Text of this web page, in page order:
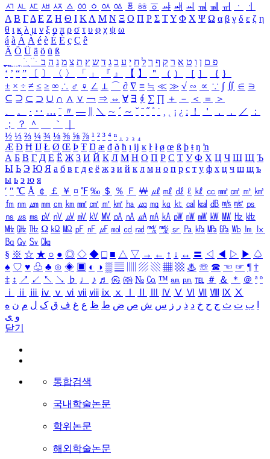
ㅺ ㅻ ㅼ ㅽ ㅾ ㅿ ㆀ ㆁ ㆂ ㆃ ㆄ ㆅ ㆆ ㆇ ㆈ ㆉ ㆊ ㆋ ㆌ ㆍ
ㆎ
Α Β ΓΔ Ε Ζ Η Θ Ι ΚΛ Μ Ν Ξ Ο Π Ρ Σ ΤΥ Φ Χ Ψ Ω α β γ δ ε ζ η
θ ι κ λ μ ν ξ ο π ρ σ τ υ φ χ ψ ω
á à Á À é è É È ç Ç ê
Ä Ö Ü ä ö ü ß
ִֶֹ ֻּ ׁׂ פ ם ן ו ט א ר ק ף ך ל ח י ע כ ג ד ש ץ ת צ מ נ ה ב
‘ ’ “ ” 〔 〕 〈 〉 「 」 『 』 【 】 ＂ （ ） ［ ］ ｛ ｝
± × ÷ ≠ ≤ ≥ ∞ ∴ ♂ ♀ ∠ ⊥ ⌒ ∂ ∇ ≡ ≒ ≪ ≫ √ ∽ ∝ ∵ ∫ ∬ ∈ ∋
⊆ ⊇ ⊂ ⊃ ∪ ∩ ∧ ∨ ￢ ⇒ ⇔ ∀ ∃ ∮ ∑ ∏ ＋ － ＜ ＝
＞
、
。 · ‥ … ¨ 〃 ― ＼ ∼ ´ ～ ˇ ˘ ˝ ˚ ˙ ¸ ¡ ¿ ː ！ ＇ ， ． ／
：
；
？ ＾ ｀
½ ⅓ ⅔ ¼ ¾ ⅛ ⅜ ⅝ ⅞ ¹ ² ³ ⁴ ⁿ ₁ ₂ ₃ ₄
Æ Ð Ħ Ĳ Ł Ø Œ Þ Ŧ Ŋ æ đ ð ħ ı ĳ ĸ ŀ ł ø œ ß þ ŧ ŋ ŉ
А Б В Г Д Е Ё Ж З И Й К Л М Н О П Р С Т У Ф Х Ц Ч Ш Щ Ъ
Ы Ь Э Ю Я а б в г д е ё ж з и й к л м н о п р с т у ф х ц ч ш щ ъ
ы ь э ю я
′ ″ ℃ Å ￠ ￡ ￥ ¤ ℉ ‰ ＄ ％ Ｆ ￦ ㎕ ㎖ ㎗ ℓ ㎘ ㏄ ㎣ ㎤ ㎥ ㎦
㎙ ㎚ ㎛ ㎜ ㎝ ㎞ ㎟ ㎠ ㎡ ㎢ ㏊ ㎍ ㎎ ㎏ ㏏ ㎈ ㎉ ㏈ ㎧ ㎨ ㎰
㎱ ㎲ ㎳ ㎴ ㎵ ㎶ ㎷ ㎸ ㎹ ㎀ ㎁ ㎂ ㎃ ㎄ ㎺ ㎻ ㎽ ㎾ ㎿ ㎐ ㎑
㎒ ㎓ ㎔ Ω ㏀ ㏁ ㎊ ㎋ ㎌ ㏖ ㏅ ㎭ ㎮ ㎯ ㏛ ㎩ ㎪ ㎫ ㎬ ㏝ ㏐
㏓
㏃ ㏉ ㏜ ㏆
§ ※ ☆ ★ ○ ● ◎ ◇ ◆ □ ■ △ ▽ → ← ↑ ↓ ↔ 〓 ◁ ◀ ▷ ▶ ♤
♠ ♡ ♥ ♧ ♣ ⊙ ◈ ▣ ◐ ◑ ▒ ▤ ▨ ▧ ▦ ▩ ♨ ☏ ☎ ☜ ☞ ¶ †
‡ ↕ ↗ ↙ ↖ ↘ ♭ ♩ ♪ ♬ ㉿ ㈜ № ㏇ ™ ㏂ ㏘ ℡ ＃ ＆ ＊ ＠ ª º
ⅰ
ⅱ ⅲ ⅳ ⅴ ⅵ ⅶ ⅷ ⅸ ⅹ Ⅳ Ⅴ Ⅵ Ⅶ Ⅷ Ⅸ Ⅹ
ب ت ث ج ح خ د ذ ر ز س ش ص ض ط ظ ع غ ف ق ک ل م ن ه
و ی
닫기
통합검색
국내학술논문
학위논문
해외학술논문